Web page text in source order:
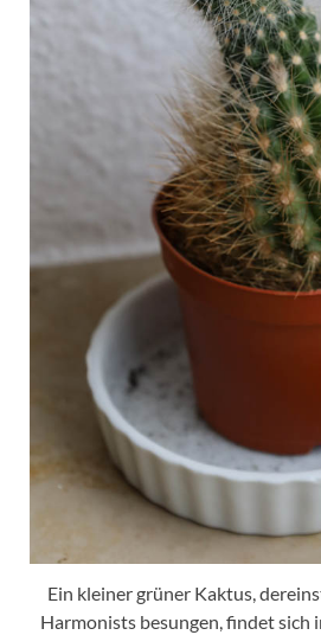
Ein kleiner grüner Kaktus,
Harmonists besungen, findet sich